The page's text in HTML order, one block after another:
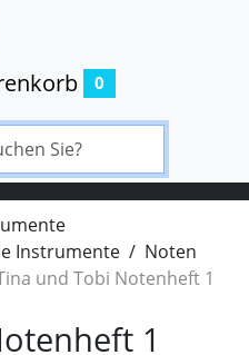
0
Instrumente
Noten
und Tobi Notenheft 1
1